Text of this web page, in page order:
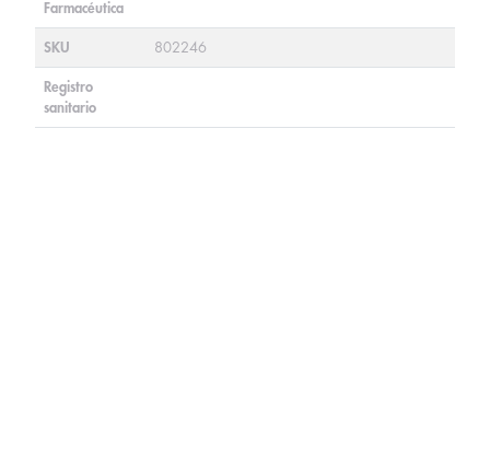
Farmacéutica
SKU 802246
Registro
sanitario